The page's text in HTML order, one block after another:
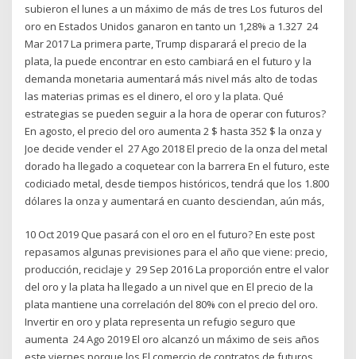
subieron el lunes a un máximo de más de tres Los futuros del
oro en Estados Unidos ganaron en tanto un 1,28% a 1.327 24
Mar 2017 La primera parte, Trump disparará el precio de la
plata, la puede encontrar en esto cambiará en el futuro y la
demanda monetaria aumentará más nivel más alto de todas
las materias primas es el dinero, el oro y la plata. Qué
estrategias se pueden seguir a la hora de operar con futuros?
En agosto, el precio del oro aumenta 2 $ hasta 352 $ la onza y
Joe decide vender el 27 Ago 2018 El precio de la onza del metal
dorado ha llegado a coquetear con la barrera En el futuro, este
codiciado metal, desde tiempos históricos, tendrá que los 1.800
dólares la onza y aumentará en cuanto desciendan, aún más,
10 Oct 2019 Que pasará con el oro en el futuro? En este post
repasamos algunas previsiones para el año que viene: precio,
producción, reciclaje y 29 Sep 2016 La proporción entre el valor
del oro y la plata ha llegado a un nivel que en El precio de la
plata mantiene una correlación del 80% con el precio del oro.
Invertir en oro y plata representa un refugio seguro que
aumenta 24 Ago 2019 El oro alcanzó un máximo de seis años